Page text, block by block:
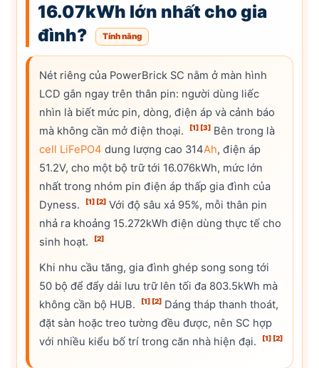
16.07kWh lớn nhất cho gia
đình?
Tính năng
Nét riêng của PowerBrick SC nằm ở màn hình
LCD gắn ngay trên thân pin: người dùng liếc
nhìn là biết mức pin, dòng, điện áp và cảnh báo
mà không cần mở điện thoại.
[1] [3] Bên trong là
cell LiFePO4 dung lượng cao 314Ah, điện áp
51.2V, cho một bộ trữ tới 16.076kWh, mức lớn
nhất trong nhóm pin điện áp thấp gia đình của
Dyness.
[1] [2] Với độ sâu xả 95%, mỗi thân pin
nhả ra khoảng 15.272kWh điện dùng thực tế cho
sinh hoạt.
[2]
Khi nhu cầu tăng, gia đình ghép song song tới
50 bộ để đẩy dải lưu trữ lên tối đa 803.5kWh mà
không cần bộ HUB.
[1] [2] Dáng tháp thanh thoát,
đặt sàn hoặc treo tường đều được, nên SC hợp
với nhiều kiểu bố trí trong căn nhà hiện đại.
[1] [2]